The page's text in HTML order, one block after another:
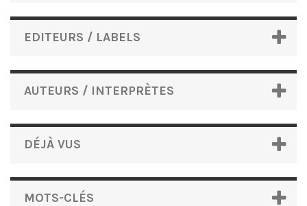
EDITEURS / LABELS
AUTEURS / INTERPRÈTES
DÉJÀ VUS
MOTS-CLÉS